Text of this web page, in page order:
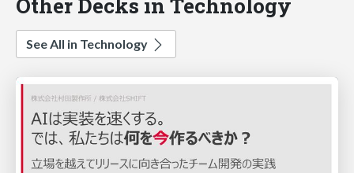
See All in Technology